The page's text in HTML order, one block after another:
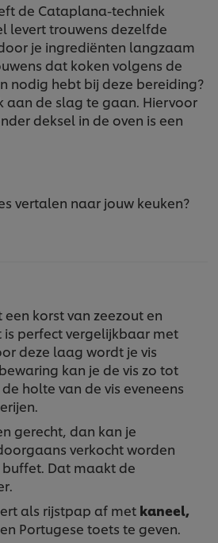
de Cataplana-techniek
levert trouwens dezelfde
je ingrediënten langzaam
dat koken volgens de
nodig hebt bij deze bereiding?
aan de slag te gaan. Hiervoor
deksel in de oven is een
vertalen naar jouw keuken?
een korst van zeezout en
perfect vergelijkbaar met
deze laag wordt je vis
kan je de vis zo tot
holte van de vis eveneens
gerecht, dan kan je
verkocht worden
Dat maakt de
als rijstpap af met kaneel,
Portugese toets te geven.